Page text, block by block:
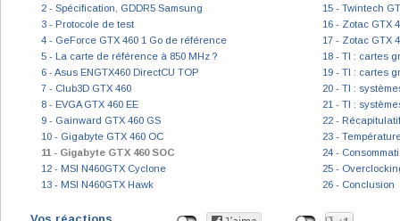
2 - Spécification, GDDR5 Samsung
3 - Protocole de test
4 - GeForce GTX 460 1 Go de référence
5 - La carte de référence à 850 MHz ?
6 - Asus ENGTX460 DirectCU TOP
7 - Club3D GTX 460
8 - EVGA GTX 460 EE
9 - Gainward GTX 460 GS
10 - Gigabyte GTX 460 OC
11 - Gigabyte GTX 460 SOC
12 - MSI N460GTX Cyclone
13 - MSI N460GTX Hawk
15 - Twintech
16 - Zotac GTX
17 - Zotac GTX
18 - TI : cartes
19 - TI : cartes
20 - TI :
21 - TI :
22 -
23 -
24 -
25 -
26 - Conclusion